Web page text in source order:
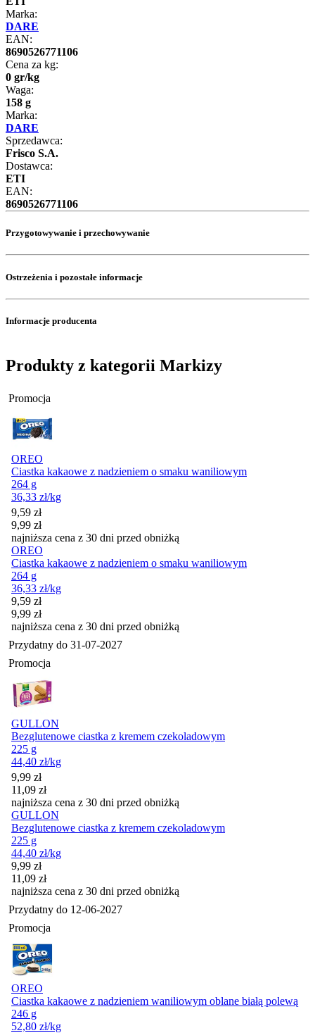
Marka:
DARE
EAN:
8690526771106
Cena za kg:
0 gr/kg
Waga:
158 g
Marka:
DARE
Sprzedawca:
Frisco S.A.
Dostawca:
ETI
EAN:
8690526771106
Przygotowywanie i przechowywanie
Ostrzeżenia i pozostałe informacje
Informacje producenta
Produkty z kategorii Markizy
Promocja
OREO
Ciastka kakaowe z nadzieniem o smaku waniliowym
264 g
36,33 zł/kg
Cena promocyjna
9,59 zł
9,99 zł
najniższa cena z 30 dni przed obniżką
OREO
Ciastka kakaowe z nadzieniem o smaku waniliowym
264 g
36,33 zł/kg
Cena promocyjna
9,59 zł
9,99 zł
najniższa cena z 30 dni przed obniżką
Przydatny do 31-07-2027
Promocja
GULLON
Bezglutenowe ciastka z kremem czekoladowym
225 g
44,40 zł/kg
Cena promocyjna
9,99 zł
11,09 zł
najniższa cena z 30 dni przed obniżką
GULLON
Bezglutenowe ciastka z kremem czekoladowym
225 g
44,40 zł/kg
Cena promocyjna
9,99 zł
11,09 zł
najniższa cena z 30 dni przed obniżką
Przydatny do 12-06-2027
Promocja
OREO
Ciastka kakaowe z nadzieniem waniliowym oblane białą polewą
246 g
52,80 zł/kg